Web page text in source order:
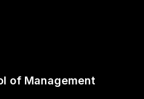
of Management